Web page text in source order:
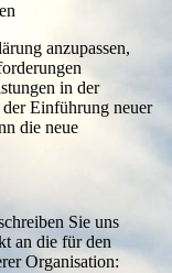
anzupassen,
in der
Einführung neuer
die neue
Sie uns
an die für den
Organisation: